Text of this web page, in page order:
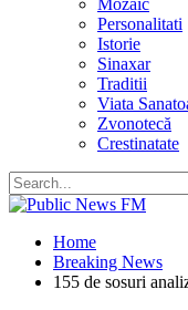
Mozaic
Personalitati
Istorie
Sinaxar
Traditii
Viata
Zvonotecă
Crestinatate
Home
Breaking News
155 de sosuri